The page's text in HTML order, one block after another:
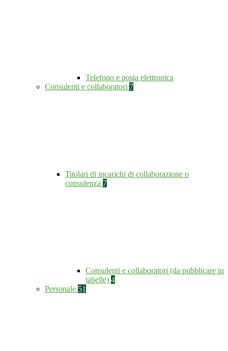
Telefono e posta elettronica
Consulenti e collaboratori 7
Titolari di incarichi di collaborazione o
consulenza 7
Consulenti e collaboratori (da pubblicare in
tabelle) 4
Personale 51